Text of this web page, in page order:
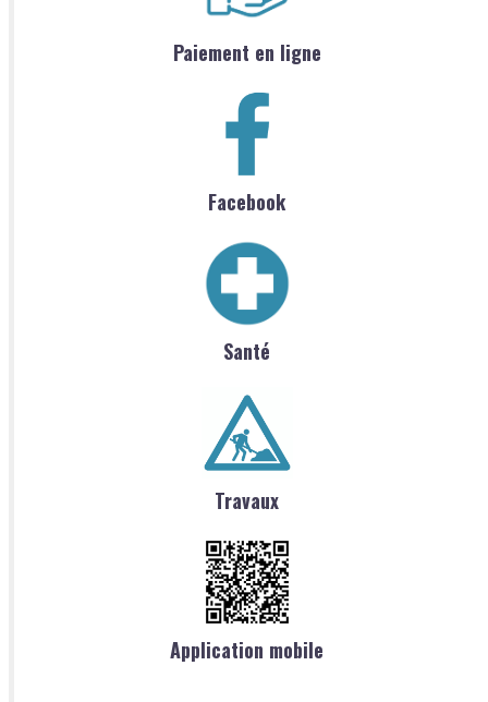
Paiement en ligne
Facebook
Santé
Travaux
Application mobile